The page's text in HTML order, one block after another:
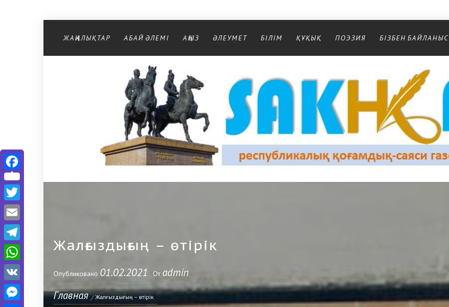
Перейти к содержимому
ЖАҢАЛЫҚТАР АБАЙ ӘЛЕМІ АҢЫЗ ӘЛЕУМЕТ БІЛІМ ҚҰҚЫҚ ПОЭЗИЯ БІЗБЕН БАЙЛАНЫС
Республикалық қоғамдық-саяси газеті
Жалғыздығың – өтірік
Опубликовано 01.02.2021 От admin
Главная
Жалғыздығың – өтірік
Facebook
Twitter
Email
Telegram
WhatsApp
VK
Messenger